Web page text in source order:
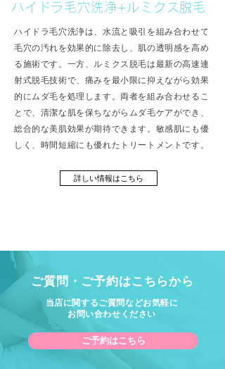
ハイドラ毛穴洗浄+ルミクス脱毛
ハイドラ毛穴洗浄は、水流と吸引を組み合わせて
毛穴の汚れを効果的に除去し、肌の透明感を高め
る施術です。一方、ルミクス脱毛は最新の高速連
射式脱毛技術で、痛みを最小限に抑えながら効果
的にムダ毛を処理します。両者を組み合わせるこ
とで、清潔な肌を保ちながらムダ毛ケアができ、
総合的な美肌効果が期待できます。敏感肌にも優
しく、時間短縮にも優れたトリートメントです。
詳しい情報はこちら
ご質問・ご予約はこちらから
当店に関するご質問などお気軽に
お問い合わせください
ご予約はこちら